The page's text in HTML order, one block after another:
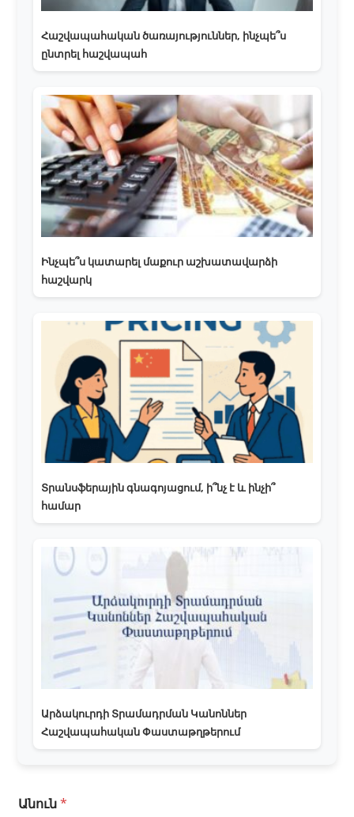
Հաշվապահական ծառայություններ, ինչպե՞ս
ընտրել հաշվապահ
Ինչպե՞ս կատարել մաքուր աշխատավարձի
հաշվարկ
Տրանսֆերային գնագոյացում, ի՞նչ է և ինչի՞
համար
Արձակուրդի Տրամադրման Կանոններ
Հաշվապահական Փաստաթղթերում
Անուն*